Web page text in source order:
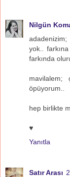
Nilgün
yok..
farkında
mavilalem;
öpüyorum..
hep birlikte
♥
Yanıtla
Satır Arası